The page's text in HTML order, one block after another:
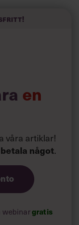
jorden. Hellre
sammanfatta de
som i
en
våra artiklar!
något.
webinargratis